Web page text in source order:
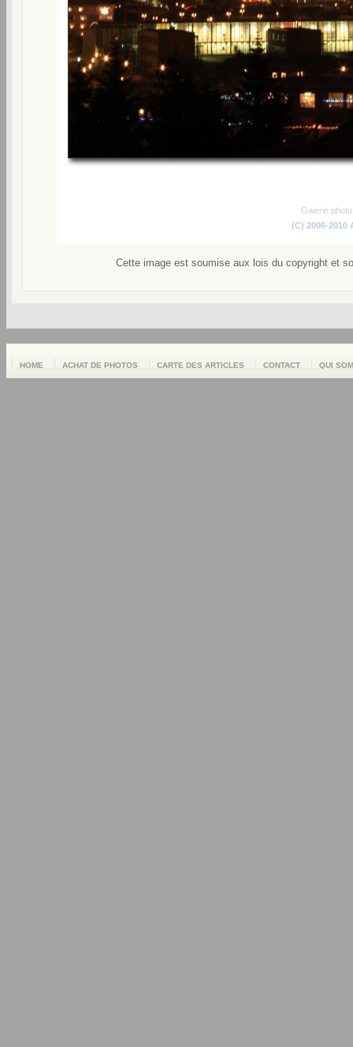
Galerie
(C) 2006-2010
Cette image est soumise aux lois du copyright et
HOME ACHAT DE PHOTOS CARTE DES ARTICLES CONTACT QUI